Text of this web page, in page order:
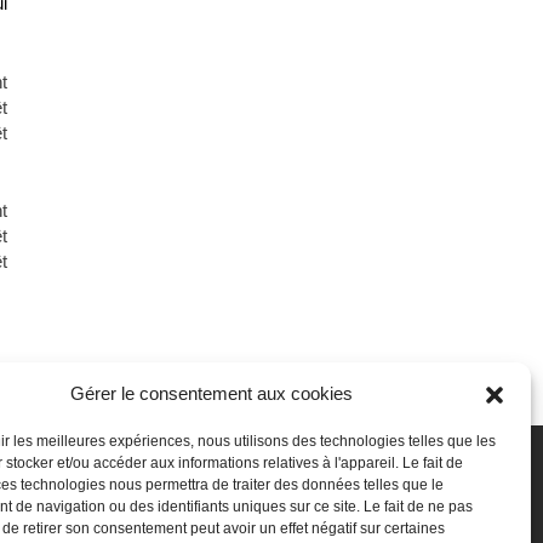
Gérer le consentement aux cookies
les meilleures expériences, nous utilisons des technologies telles que les
stocker et/ou accéder aux informations relatives à l'appareil. Le fait de
technologies nous permettra de traiter des données telles que le
de navigation ou des identifiants uniques sur ce site. Le fait de ne pas
retirer son consentement peut avoir un effet négatif sur certaines
sommes-nous
chez nous
Autres
Vie privée
Mentions légales